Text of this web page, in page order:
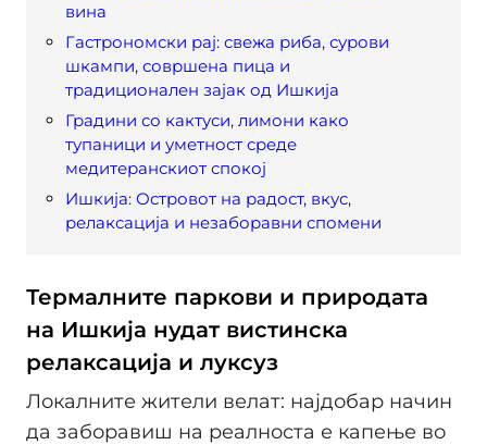
вина
Гастрономски рај: свежа риба, сурови
шкампи, совршена пица и
традиционален зајак од Ишкија
Градини со кактуси, лимони како
тупаници и уметност среде
медитеранскиот спокој
Ишкија: Островот на радост, вкус,
релаксација и незаборавни спомени
Термалните паркови и природата
на Ишкија нудат вистинска
релаксација и луксуз
Локалните жители велат: најдобар начин
да заборавиш на реалноста е капење во